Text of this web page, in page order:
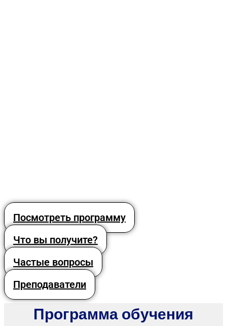
Посмотреть программу
Что вы получите?
Частые вопросы
Преподаватели
Программа обучения